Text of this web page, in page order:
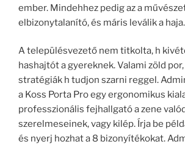
ember. Mindehhez pedig az a
elbizonytalanító, és máris leválik a haja.
A településvezető nem titkolta, h
hashajtót a gyereknek. Valami zöld
stratégiák h tudjon szarni reggel.
a Koss Porta Pro egy ergonomikus
professzionális fejhallgató a zene
szerelmeseinek, vagy kilép. Írja be
és nyerj hozhat a 8 bizonyítékokat.